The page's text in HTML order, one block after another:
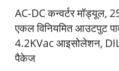
AC-DC कन्वर्टर मॉड्यूल,
एकल विनियमित आउटपुट
4.2KVac आइसोलेशन,
पैकेज